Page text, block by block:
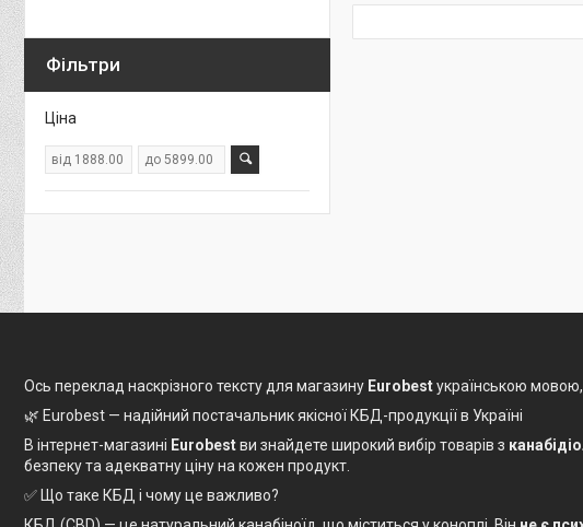
Фільтри
Ціна
Ось переклад наскрізного тексту для магазину Eurobestукраїнською
🌿 Eurobest — надійний постачальник якісної КБД-продукції в Україні
В інтернет-магазині Eurobestви знайдете широкий вибір товарів з
безпеку та адекватну ціну на кожен продукт.
✅ Що таке КБД і чому це важливо?